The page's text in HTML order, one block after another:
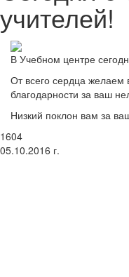
учителей!
В Учебном центре
От всего сердца желаем
благодарности за ваш
Низкий поклон вам за
1604
05.10.2016 г.